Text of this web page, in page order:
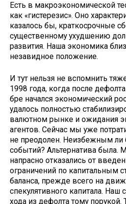
Есть в макроэкономической
как «гистерезис». Оно
казалось бы, краткосрочные
существенному ухудше­нию
разви­тия. Наша экономика
незавидное положение.
И тут нельзя не вспомнить
1998 года, когда после
бре начался экономический
удалось полностью
валют­ном рынке и ожидания
агентов. Сейчас мы уже
не преодолен. Неизбежным ли
событий? Альтернатива была.
напрасно отказались от
ограничений по капитальным
баланса, прежде всего на
спекулятивного ка­питала.
хода из дефолта тому порукой.